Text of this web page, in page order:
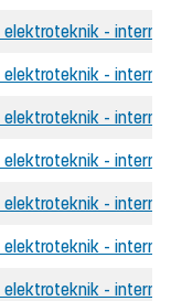
-
-
-
-
-
-
-